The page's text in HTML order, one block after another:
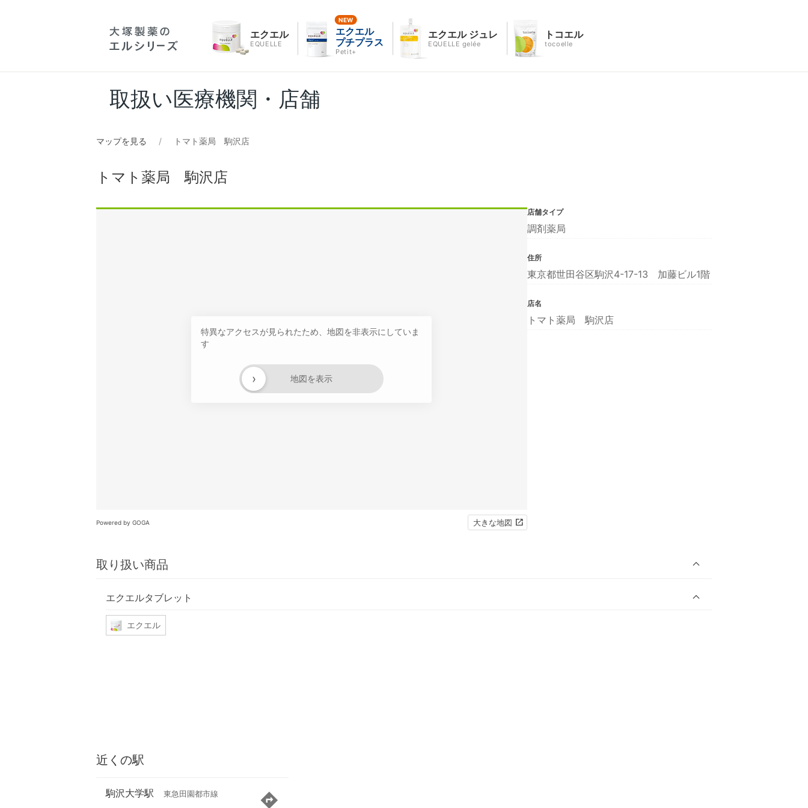
エクエル
EQUELLE
エクエル
プチプラス
Petit+
エクエル ジュレ
EQUELLE gelée
トコエル
tocoelle
取扱い医療機関・店舗
マップを見る トマト薬局 駒沢店
トマト薬局 駒沢店
特異なアクセスが見られたため、地図を非表示にしていま
す
地図を表示
›
Powered by GOGA 大きな地図
取り扱い商品
エクエルタブレット
エクエル
店舗タイプ
調剤薬局
住所
東京都世田谷区駒沢4-17-13 加藤ビル1階
店名
トマト薬局 駒沢店
近くの駅
駒沢大学駅 東急田園都市線